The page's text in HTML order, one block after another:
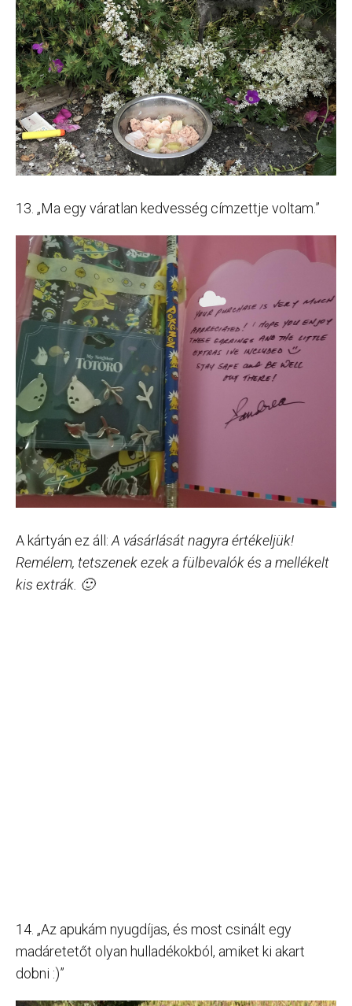
13. „Ma egy váratlan kedvesség címzettje voltam.”
A kártyán ez áll:A vásárlását nagyra értékeljük!
Remélem, tetszenek ezek a fülbevalók és a mellékelt
kis extrák. 🙂
14. „Az apukám nyugdíjas, és most csinált egy
madáretetőt olyan hulladékokból, amiket ki akart
dobni :)”